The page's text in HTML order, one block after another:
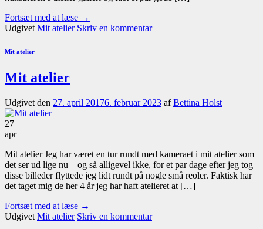
Fortsæt med at læse →
Udgivet Mit atelier Skriv en kommentar
Mit atelier
Mit atelier
Udgivet den 27. april 20176. februar 2023 afBettina Holst
27
apr
Mit atelier Jeg har været en tur rundt med kameraet i mit atelier som
det ser ud lige nu – og så alligevel ikke, for et par dage efter jeg tog
disse billeder flyttede jeg lidt rundt på nogle små reoler. Faktisk har
det taget mig de her 4 år jeg har haft atelieret at […]
Fortsæt med at læse →
Udgivet Mit atelier Skriv en kommentar